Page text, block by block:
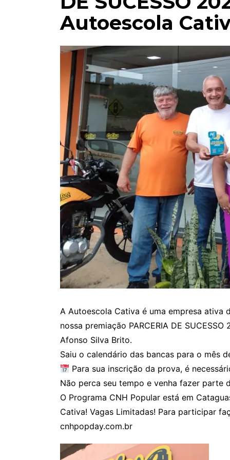
Autoescola
A Autoescola Cativa é uma empresa ativa
nossa premiação PARCERIA DE
Afonso Silva Brito.
Saiu o calendário das bancas para o mês
Para sua inscrição da prova, é
Não perca seu tempo e venha fazer parte
O Programa CNH Popular está em
Cativa! Vagas Limitadas! Para participar
cnhpopday.com.br